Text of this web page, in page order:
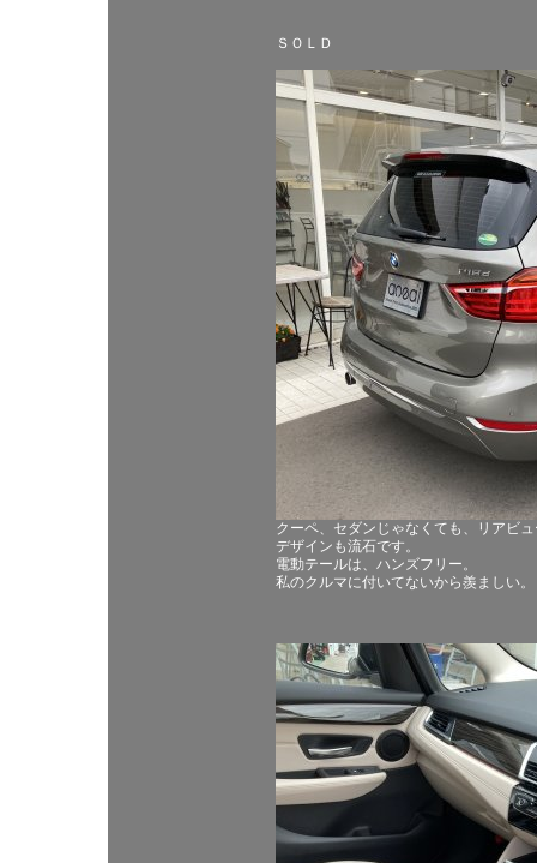
ＳＯＬＤ
クーペ、セダンじゃなくても、リアビ
デザインも流石です。
電動テールは、ハンズフリー。
私のクルマに付いてないから羨ましい。